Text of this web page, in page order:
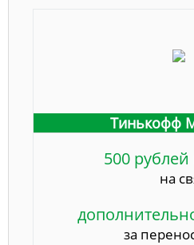
Тинькофф
500
на
за